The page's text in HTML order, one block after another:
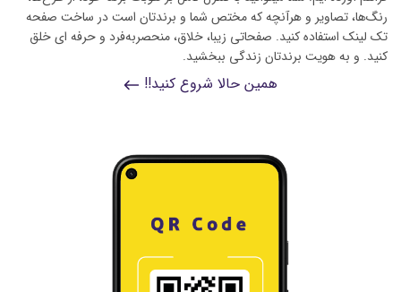
رنگ‌ها، تصاویر و هرآنچه که مختص شما و برندتان است در ساخت صفحه‌
تک لینک استفاده کنید. صفحاتی زیبا، خلاق، منحصر‌به‌فرد و حرفه ‌ای خلق
کنید. و به هویت برندتان زندگی ببخشید.
همین حالا شروع کنید!!